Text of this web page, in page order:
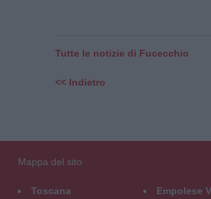
Tutte le notizie di Fucecchio
<< Indietro
Mappa del sito
Toscana
Empolese